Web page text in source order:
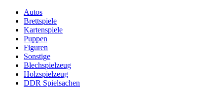
Autos
Brettspiele
Kartenspiele
Puppen
Figuren
Sonstige
Blechspielzeug
Holzspielzeug
DDR Spielsachen